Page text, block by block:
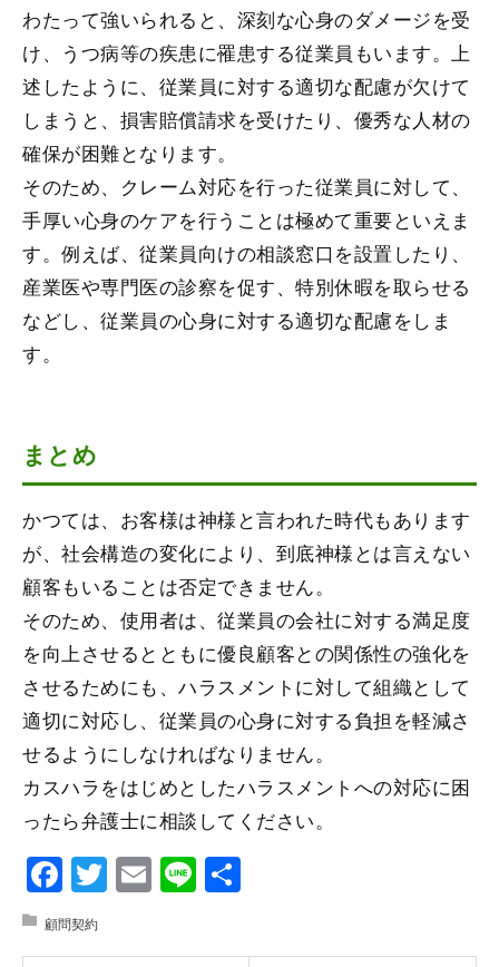
わたって強いられると、深刻な心身のダメージを受
け、うつ病等の疾患に罹患する従業員もいます。上
述したように、従業員に対する適切な配慮が欠けて
しまうと、損害賠償請求を受けたり、優秀な人材の
確保が困難となります。
そのため、クレーム対応を行った従業員に対して、
手厚い心身のケアを行うことは極めて重要といえま
す。例えば、従業員向けの相談窓口を設置したり、
産業医や専門医の診察を促す、特別休暇を取らせる
などし、従業員の心身に対する適切な配慮をしま
す。
まとめ
かつては、お客様は神様と言われた時代もあります
が、社会構造の変化により、到底神様とは言えない
顧客もいることは否定できません。
そのため、使用者は、従業員の会社に対する満足度
を向上させるとともに優良顧客との関係性の強化を
させるためにも、ハラスメントに対して組織として
適切に対応し、従業員の心身に対する負担を軽減さ
せるようにしなければなりません。
カスハラをはじめとしたハラスメントへの対応に困
ったら弁護士に相談してください。
Facebook
Twitter
Email
Line
顧問契約